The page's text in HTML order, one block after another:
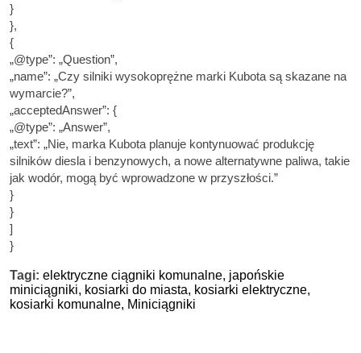
}
},
{
„@type”: „Question”,
„name”: „Czy silniki wysokoprężne marki Kubota są skazane na
wymarcie?”,
„acceptedAnswer”: {
„@type”: „Answer”,
„text”: „Nie, marka Kubota planuje kontynuować produkcję
silników diesla i benzynowych, a nowe alternatywne paliwa, takie
jak wodór, mogą być wprowadzone w przyszłości.”
}
}
]
}
Tagi: elektryczne ciągniki komunalne, japońskie
miniciągniki, kosiarki do miasta, kosiarki elektryczne,
kosiarki komunalne, Miniciągniki